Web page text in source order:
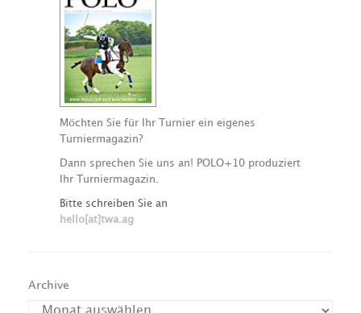
Möchten Sie für Ihr Turnier ein eigenes
Turniermagazin?
Dann sprechen Sie uns an! POLO+10 produziert
Ihr Turniermagazin.
Bitte schreiben Sie an
hello[at]twa.ag
Archive